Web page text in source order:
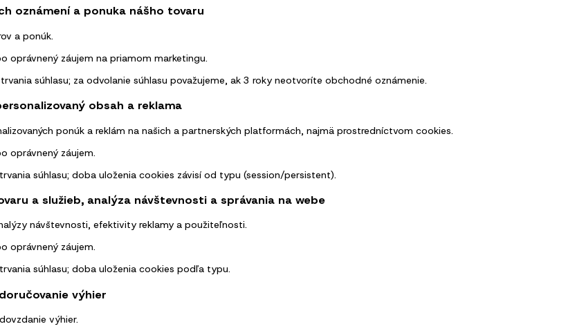
oznámení a ponuka nášho tovaru
a ponúk.
oprávnený záujem na priamom marketingu.
súhlasu; za odvolanie súhlasu považujeme, ak 3 roky neotvoríte obchodné oznámenie.
obsah a reklama
ponúk a reklám na našich a partnerských platformách, najmä prostredníctvom cookies.
oprávnený záujem.
súhlasu; doba uloženia cookies závisí od typu (session/persistent).
a služieb, analýza návštevnosti a správania na webe
návštevnosti, efektivity reklamy a použiteľnosti.
oprávnený záujem.
súhlasu; doba uloženia cookies podľa typu.
výhier
výhier.